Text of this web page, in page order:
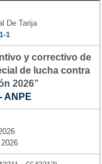
De Tarija
1
y correctivo de
de lucha contra
2026”
ANPE